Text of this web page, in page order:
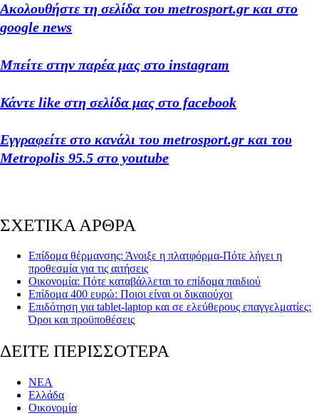
Ακολουθήστε τη σελίδα του metrosport.gr και στο
google news
Μπείτε στην παρέα μας στο instagram
Κάντε like στη σελίδα μας στο facebook
Εγγραφείτε στο κανάλι του metrosport.gr και του
Metropolis 95.5 στο youtube
ΣΧΕΤΙΚΑ ΑΡΘΡΑ
Επίδομα θέρμανσης: Άνοιξε η πλατφόρμα-Πότε λήγει η
προθεσμία για τις αιτήσεις
Οικονομία: Πότε καταβάλλεται το επίδομα παιδιού
Επίδομα 400 ευρώ: Ποιοι είναι οι δικαιούχοι
Επιδότηση για tablet-laptop και σε ελεύθερους επαγγελματίες:
Όροι και προϋποθέσεις
ΔΕΙΤΕ ΠΕΡΙΣΣΟΤΕΡΑ
ΝΕΑ
Ελλάδα
Οικονομία